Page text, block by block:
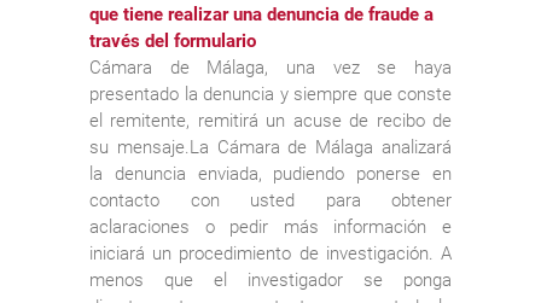
que tiene realizar una denuncia de fraude a
través del formulario
Cámara de Málaga, una vez se haya
presentado la denuncia y siempre que conste
el remitente, remitirá un acuse de recibo de
su mensaje.La Cámara de Málaga analizará
la denuncia enviada, pudiendo ponerse en
contacto con usted para obtener
aclaraciones o pedir más información e
iniciará un procedimiento de investigación. A
menos que el investigador se ponga